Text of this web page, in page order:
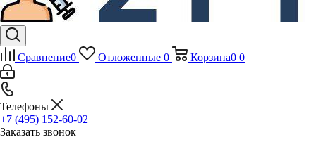
Сравнение0 Отложенные 0 Корзина0 0
Телефоны
+7 (495) 152-60-02
Заказать звонок